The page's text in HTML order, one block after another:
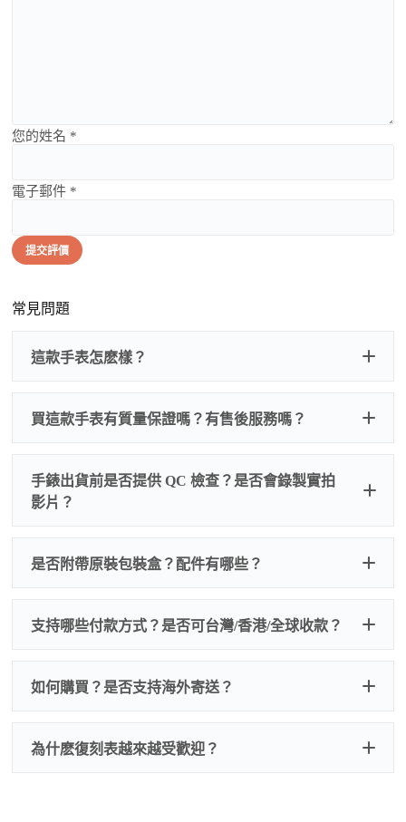
您的姓名 *
電子郵件 *
提交評價
常見問題
這款手表怎麽樣？
買這款手表有質量保證嗎？有售後服務嗎？
為事故，免費維修三年
人為事故我們只收更換配件
手錶出貨前是否提供 QC 檢查？是否會錄製實拍
影片？
質檢查
度、錶帶等部位是否完好無瑕、貼合緊密。
是否有異音，再根據款式進行上弦與功能測試。
是否附帶原裝包裝盒？配件有哪些？
我們默認會提供普通盒子，如果需要原裝盒子可
以找我們搭配，選擇原裝盒子附屬配件：原裝盒
如是鋼帶手錶會贈送拆錶帶工具。
注：部分原裝盒子需要加錢購買，價格也不貴。
支持哪些付款方式？是否可台灣/香港/全球收款？
交易方式
如何購買？是否支持海外寄送？
為什麽復刻表越來越受歡迎？